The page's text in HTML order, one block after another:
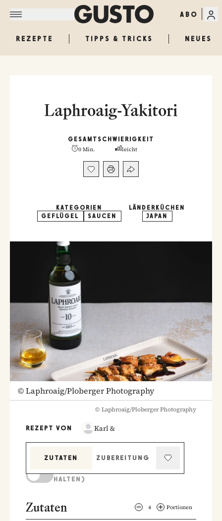
ABO
REZEPTE TIPPS & TRICKS NEUES
Laphroaig-Yakitori
GESAMT
0 Min.
SCHWIERIGKEIT
leicht
KATEGORIEN
GEFLÜGEL
SAUCEN
LÄNDERKÜCHEN
JAPAN
©Laphroaig/Ploberger Photography
© Laphroaig/Ploberger Photography
REZEPT VON Karl &
ZUTATEN
ZUBEREITUNG
HALTEN)
Zutaten 4 Portionen